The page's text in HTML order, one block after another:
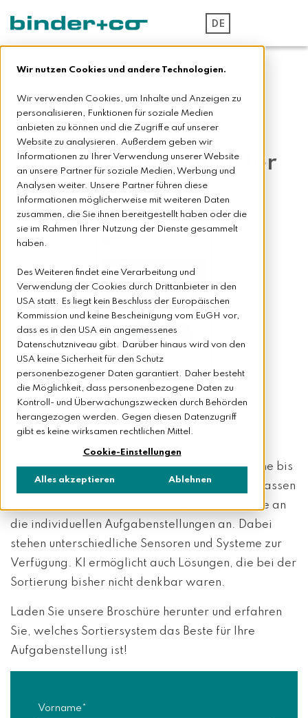
Wir nutzen Cookies und andere Technologien.
Wir verwenden Cookies, um Inhalte und Anzeigen zu
personalisieren, Funktionen für soziale Medien
anbieten zu können und die Zugriffe auf unserer
Website zu analysieren. Außerdem geben wir
Informationen zu Ihrer Verwendung unserer Website
an unsere Partner für soziale Medien, Werbung und
Analysen weiter. Unsere Partner führen diese
Informationen möglicherweise mit weiteren Daten
zusammen, die Sie ihnen bereitgestellt haben oder die
sie im Rahmen Ihrer Nutzung der Dienste gesammelt
haben.
Des Weiteren findet eine Verarbeitung und
Verwendung der Cookies durch Drittanbieter in den
USA statt. Es liegt kein Beschluss der Europäischen
Kommission und keine Bescheinigung vom EuGH vor,
dass es in den USA ein angemessenes
Datenschutzniveau gibt. Darüber hinaus wird von den
USA keine Sicherheit für den Schutz
personenbezogener Daten garantiert. Daher besteht
die Möglichkeit, dass personenbezogene Daten zu
Kontroll- und Überwachungszwecken durch Behörden
herangezogen werden. Gegen diesen Datenzugriff
gibt es keine wirksamen rechtlichen Mittel.
Cookie-Einstellungen
Alles akzeptieren Ablehnen
DE
CLARITY –
sensorbasierte
Sortierung mit höchster
Präzision
Die sensorbasierte Sortiertechnologie von
Binder+Co erstreckt sich von der Einzelmaschine bis
hin zur schlüsselfertigen Gesamtanlage. Wir passen
die sensorische Ausstattung der Sortiersysteme an
die individuellen Aufgabenstellungen an. Dabei
stehen unterschiedliche Sensoren und Systeme zur
Verfügung. KI ermöglicht auch Lösungen, die bei der
Sortierung bisher nicht denkbar waren.
Laden Sie unsere Broschüre herunter und erfahren
Sie, welches Sortiersystem das Beste für Ihre
Aufgabenstellung ist!
Vorname *